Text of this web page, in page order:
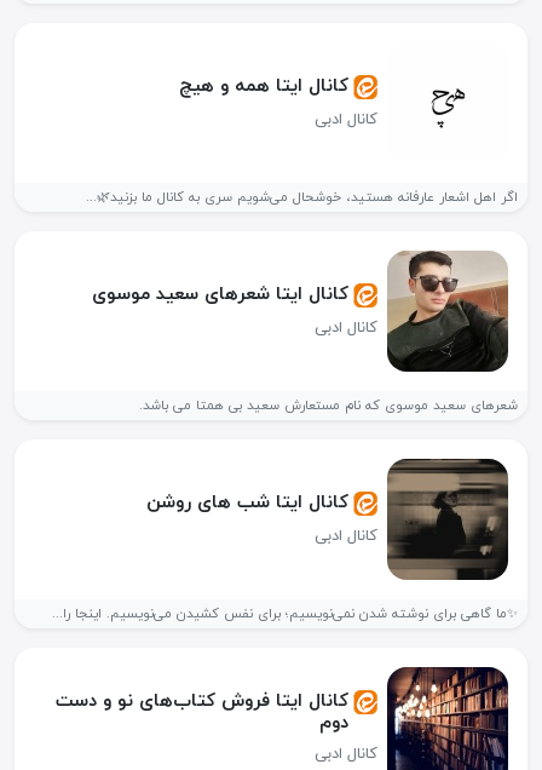
کانال ایتا همه و هیچ
کانال ادبی
اگر اهل اشعار عارفانه هستید، خوشحال می‌شویم سری به کانال ما بزنید🌿...
کانال ایتا شعرهای سعید موسوی
کانال ادبی
شعرهای سعید موسوی که نام مستعارش سعید بی همتا می باشد.
کانال ایتا شب های روشن
کانال ادبی
✨ما گاهی برای نوشته شدن نمی‌نویسیم؛ برای نفس کشیدن می‌نویسیم. اینجا را...
کانال ایتا فروش کتاب‌های نو و دست
دوم
کانال ادبی